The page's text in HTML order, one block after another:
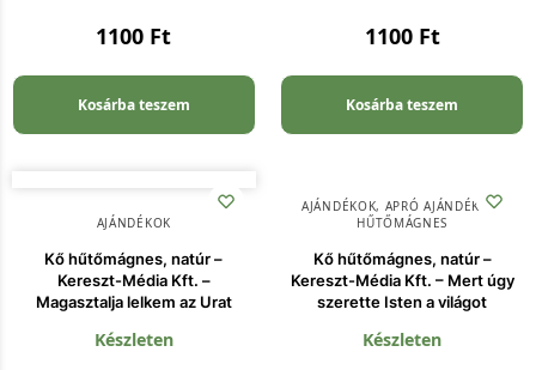
1100 Ft
Kosárba teszem
1100 Ft
Kosárba teszem
AJÁNDÉKOK
Kő hűtőmágnes, natúr –
Kereszt-Média Kft. –
Magasztalja lelkem az Urat
Készleten
AJÁNDÉKOK, APRÓ AJÁNDÉKOK,
HŰTŐMÁGNES
Kő hűtőmágnes, natúr –
Kereszt-Média Kft. – Mert úgy
szerette Isten a világot
Készleten